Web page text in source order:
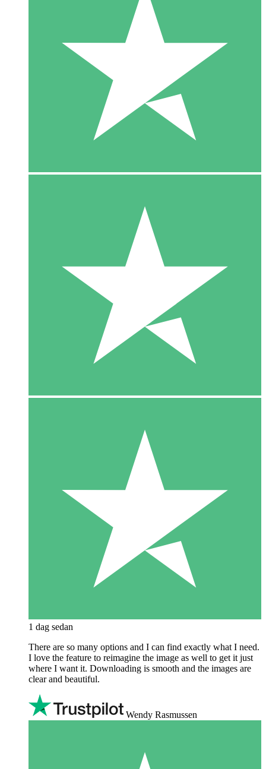
1 dag sedan
There are so many options and I can find exactly what I need.
I love the feature to reimagine the image as well to get it just
where I want it. Downloading is smooth and the images are
clear and beautiful.
Wendy Rasmussen